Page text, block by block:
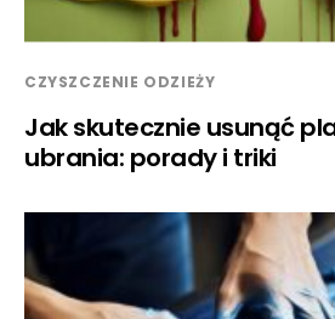
CZYSZCZENIE ODZIEŻY
Jak skutecznie usunąć
ubrania: porady i triki